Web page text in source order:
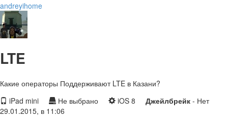
andreyihome
LTE
Какие операторы Поддерживают LTE в Казани?
iPad mini
Не выбрано iOS 8 Джейлбрейк - Нет
29.01.2015, в 11:06